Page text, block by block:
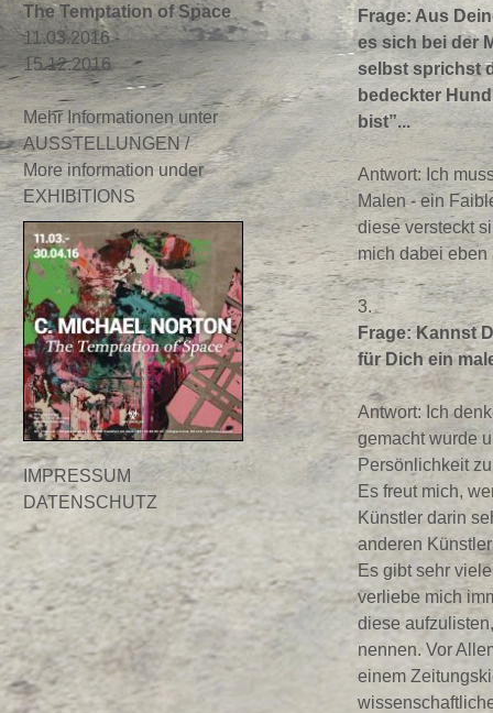
The Temptation of Space
11.03.2016 -
15.12.2016
Mehr Informationen unter
AUSSTELLUNGEN /
More information under
EXHIBITIONS
IMPRESSUM
DATENSCHUTZ
Frage: Aus
es sich bei der
selbst sprichst
bedeckter
bist”...
Antwort: Ich
Malen - ein
diese versteckt
mich dabei eben
3.
Frage: Kannst
für Dich ein
Antwort: Ich
gemacht wurde
Persönlichkeit
Es freut mich,
Künstler darin
anderen
Es gibt sehr
verliebe mich
diese
nennen. Vor
einem